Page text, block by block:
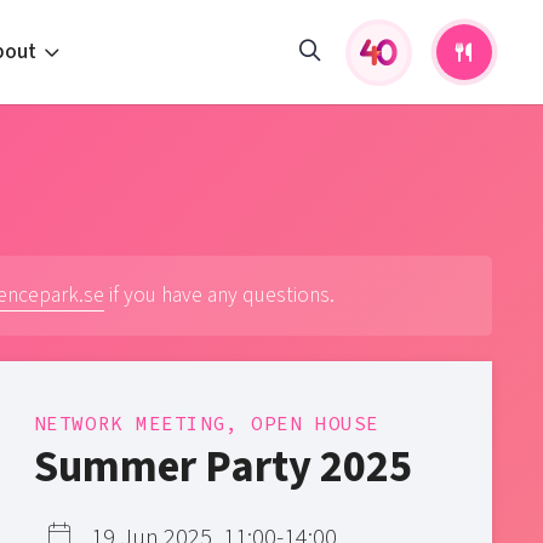
if you have any questions.
NETWORK MEETING, OPEN HOUSE
Summer Party 2025